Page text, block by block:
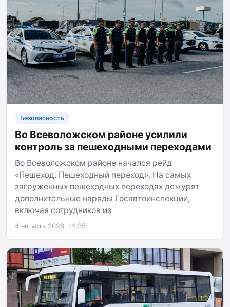
Безопасность
Во Всеволожском районе усилили
контроль за пешеходными переходами
Во Всеволожском районе начался рейд
«Пешеход. Пешеходный переход». На самых
загруженных пешеходных переходах дежурят
дополнительные наряды Госавтоинспекции,
включая сотрудников из
4 августа 2026, 14:35